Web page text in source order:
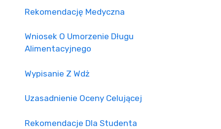
Rekomendację Medyczna
Wniosek O Umorzenie Długu
Alimentacyjnego
Wypisanie Z Wdż
Uzasadnienie Oceny Celującej
Rekomendacje Dla Studenta